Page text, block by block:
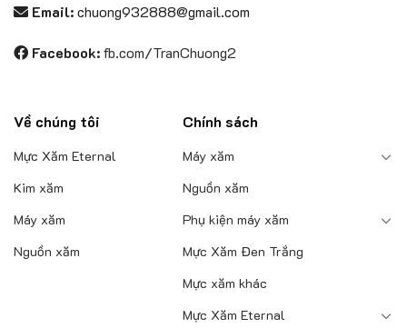
Email:chuong932888@gmail.com
Facebook:fb.com/TranChuong2
Về chúng tôi
Mực Xăm Eternal
Kim xăm
Máy xăm
Nguồn xăm
Chính sách
Máy xăm
Nguồn xăm
Phụ kiện máy xăm
Mực Xăm Đen Trắng
Mực xăm khác
Mực Xăm Eternal